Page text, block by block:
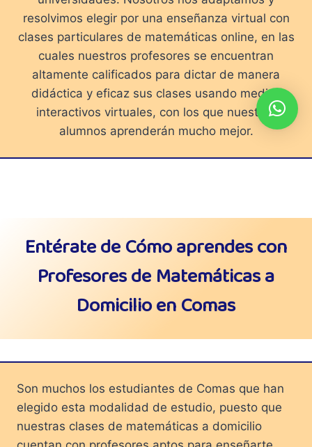
resolvimos elegir por una enseñanza virtual con
clases particulares de matemáticas online, en las
cuales nuestros profesores se encuentran
altamente calificados para dictar de manera
didáctica y eficaz sus clases usando medios
interactivos virtuales, con los que nuestros
alumnos aprenderán mucho mejor.
Entérate de Cómo aprendes con
Profesores de Matemáticas a
Domicilio en Comas
Son muchos los estudiantes de Comas que han
elegido esta modalidad de estudio, puesto que
nuestras clases de matemáticas a domicilio